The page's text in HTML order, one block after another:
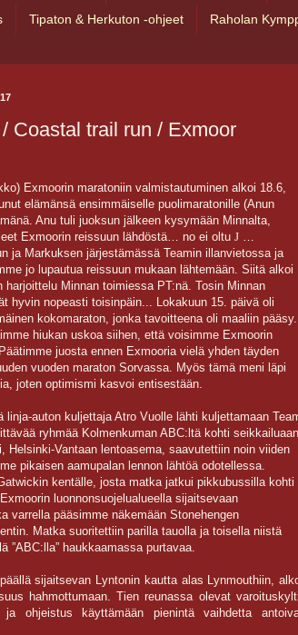
Tipaton & Herkuton -ohjeet Raholan
Coastal trail run / Exmoor
Exmoorin maratoniin valmistautuminen alkoi 18.6,
elämänsä ensimmäiselle puolimaratonille (Anun
Anu tuli juoksun jälkeen kysymään Minnalta,
Exmoorin reissuun lähdöstä… no ei oltu J
ja Markuksen järjestämässä Teamin illanvietossa ja
jo lupautua reissuun mukaan lähtemään. Siitä alkoi
harjoittelu Minnan toimiessa PT:nä. Tosin Minnan
hyvin nopeasti toisinpäin... Lokakuun 15. päivä oli
kokomaraton, jonka tavoitteena oli maaliin pääsy.
hiukan uskoa siihen, että voisimme Exmoorin
juosta ennen Exmooria vielä yhden täyden
vuoden maraton Sorvassa. Myös tämä meni läpi
joten optimismi kasvoi entisestään.
linja-auton kuljettaja Atro Vuolle lähti kuljettamaan
ryhmää Kolmenkuman ABC:ltä kohti seikkailuaan.
Helsinki-Vantaan lentoasema, saavutettiin noin viiden
pikaisen aamupalan lennon lähtöä odotellessa.
kentälle, josta matka jatkui pikkubussilla kohti
luonnonsuojelualueella sijaitsevaan
varrella pääsimme näkemään Stonehengen
Matka suoritettiin parilla tauolla ja toisella niistä
”ABC:lla” haukkaamassa purtavaa.
sijaitsevan Lyntonin kautta alas Lynmouthiin,
hahmottumaan. Tien reunassa olevat
ohjeistus käyttämään pienintä vaihdetta